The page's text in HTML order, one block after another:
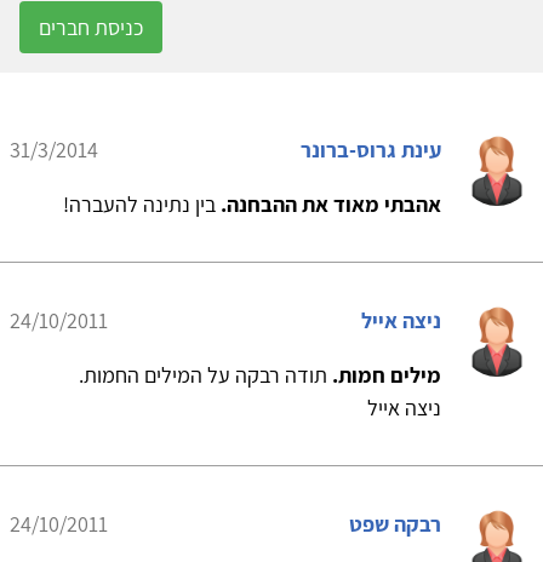
כניסת חברים
עינת גרוס-ברונר
31/3/2014
אהבתי מאוד את ההבחנה. בין נתינה להעברה!
ניצה אייל
24/10/2011
מילים חמות. תודה רבקה על המילים החמות.
ניצה אייל
רבקה שפט
24/10/2011